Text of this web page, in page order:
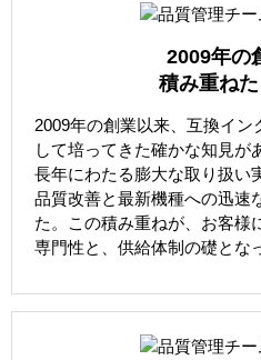
2009年の
積み重ね
2009年の創業以来、互換イン
して培ってきた確かな知見が
長年にわたる膨大な取り扱い
品質改善と最新機種への迅速
た。この積み重ねが、お客様
専門性と、供給体制の礎とな